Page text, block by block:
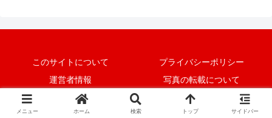
このサイトについて
プライバシーポリシー
運営者情報
写真の転載について
© 2020 小樽神～小樽の神社と御朱印めぐり～.
メニュー ホーム 検索 トップ サイドバー